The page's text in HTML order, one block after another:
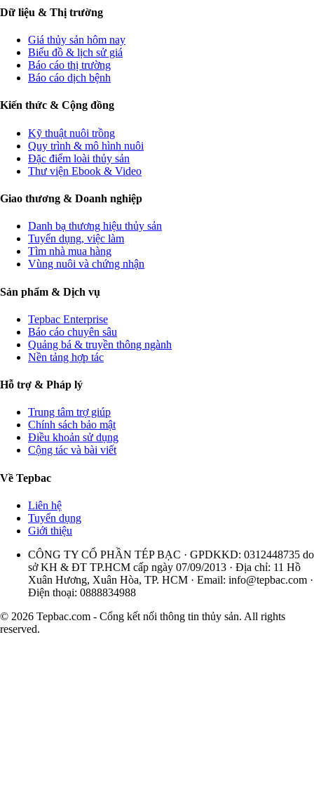
Dữ liệu & Thị trường
Giá thủy sản hôm nay
Biểu đồ & lịch sử giá
Báo cáo thị trường
Báo cáo dịch bệnh
Kiến thức & Cộng đồng
Kỹ thuật nuôi trồng
Quy trình & mô hình nuôi
Đặc điểm loài thủy sản
Thư viện Ebook & Video
Giao thương & Doanh nghiệp
Danh bạ thương hiệu thủy sản
Tuyển dụng, việc làm
Tìm nhà mua hàng
Vùng nuôi và chứng nhận
Sản phẩm & Dịch vụ
Tepbac Enterprise
Báo cáo chuyên sâu
Quảng bá & truyền thông ngành
Nền tảng hợp tác
Hỗ trợ & Pháp lý
Trung tâm trợ giúp
Chính sách bảo mật
Điều khoản sử dụng
Cộng tác và bài viết
Về Tepbac
Liên hệ
Tuyển dụng
Giới thiệu
CÔNG TY CỔ PHẦN TÉP BẠC · GPDKKD: 0312448735 do
sở KH & ĐT TP.HCM cấp ngày 07/09/2013 · Địa chỉ: 11 Hồ
Xuân Hương, Xuân Hòa, TP. HCM · Email: info@tepbac.com ·
Điện thoại: 0888834988
© 2026 Tepbac.com - Cổng kết nối thông tin thủy sản. All rights
reserved.